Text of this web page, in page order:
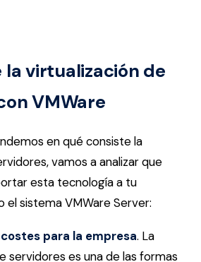
la virtualización de
VMWare
en qué consiste la
vamos a analizar que
esta tecnología a tu
el sistema VMWare Server:
para la empresa. La
servidores es una de las formas